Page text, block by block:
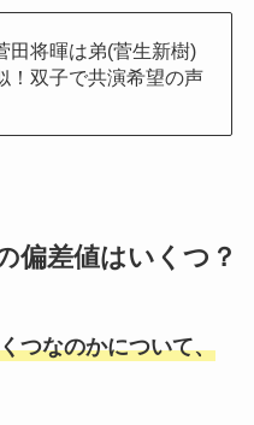
田将暉は弟(菅生新樹)
！双子で共演希望の声
偏差値はいくつ？
つなのかについて、